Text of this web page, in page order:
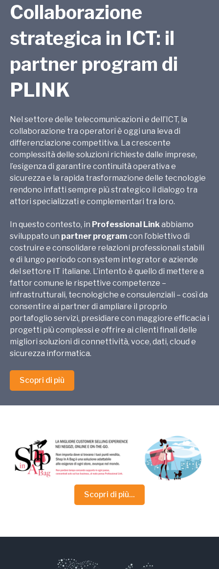
Collaborazione
strategica in ICT: il
partner program di
PLINK
Nel settore delle telecomunicazioni e dell’ICT, la
collaborazione tra operatori è oggi una leva di
differenziazione competitiva. La crescente
complessità delle soluzioni richieste dalle imprese,
l’esigenza di garantire continuità operativa e
sicurezza e la rapida trasformazione delle tecnologie
rendono infatti sempre più strategico il dialogo tra
attori specializzati e complementari tra loro.
In questo contesto, in Professional Link abbiamo
sviluppato un partner programcon l’obiettivo di
costruire e consolidare relazioni professionali stabili
e di lungo periodo con system integrator e aziende
del settore IT italiane. L’intento è quello di mettere a
fattor comune le rispettive competenze –
infrastrutturali, tecnologiche e consulenziali – così da
consentire ai partner di ampliare il proprio
portafoglio servizi, presidiare con maggiore efficacia i
progetti più complessi e offrire ai clienti finali delle
migliori soluzioni di connettività, voce, dati, cloud e
sicurezza informatica.
Scopri di più
Scopri di più...